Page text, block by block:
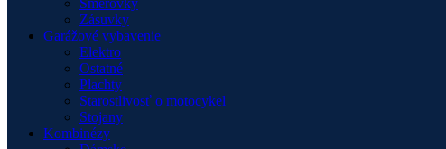
Smerovky
Zásuvky
Garážové vybavenie
Elektro
Ostatné
Plachty
Starostlivosť o motocykel
Stojany
Kombinézy